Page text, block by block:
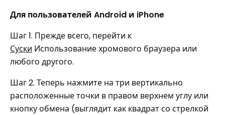
Для пользователей Android и iPhone
Шаг 1. Прежде всего, перейти к
Суски Использование хромового браузера или
любого другого.
Шаг 2. Теперь нажмите на три вертикально
расположенные точки в правом верхнем углу или
кнопку обмена (выглядит как квадрат со стрелкой